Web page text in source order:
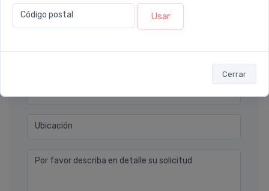
Código postal Usar
Cerrar
Nombre completo* (ej. Diego Lopez)
Ubicación
Por favor describa en detalle su solicitud